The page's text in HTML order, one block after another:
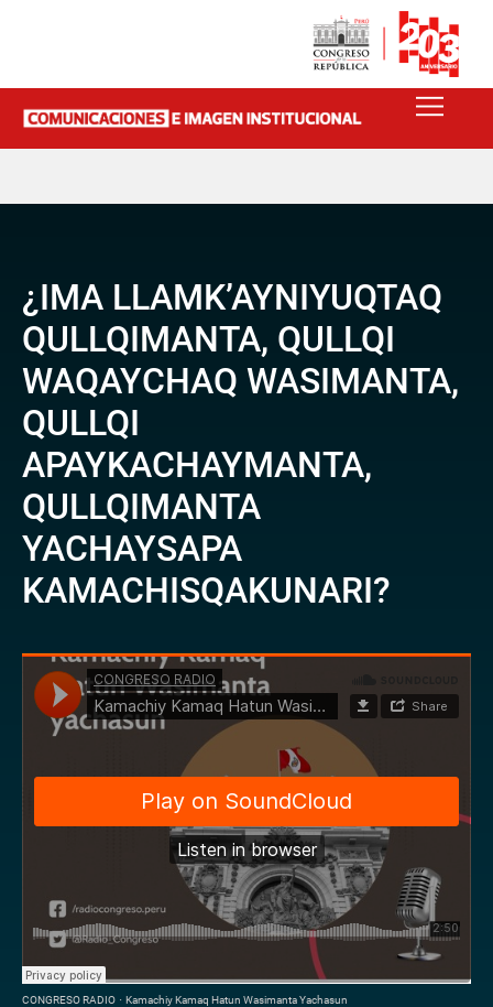
¿IMA LLAMK’AYNIYUQTAQ
QULLQIMANTA, QULLQI
WAQAYCHAQ WASIMANTA,
QULLQI
APAYKACHAYMANTA,
QULLQIMANTA
YACHAYSAPA
KAMACHISQAKUNARI?
CONGRESO RADIO · Kamachiy Kamaq Hatun Wasimanta Yachasun